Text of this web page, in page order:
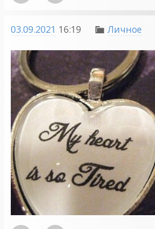
03.09.2021 16:19  Личное